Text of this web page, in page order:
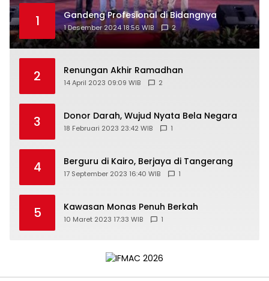
1 Gandeng Profesional di Bidangnya
1 Desember 2024 18:56 WIB 2
2 Renungan Akhir Ramadhan
14 April 2023 09:09 WIB 2
3 Donor Darah, Wujud Nyata Bela Negara
18 Februari 2023 23:42 WIB 1
4 Berguru di Kairo, Berjaya di Tangerang
17 September 2023 16:40 WIB 1
5 Kawasan Monas Penuh Berkah
10 Maret 2023 17:33 WIB 1